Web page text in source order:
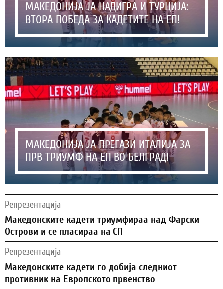
МАКЕДОНИЈА ЈА НАДИГРА И ТУРЦИЈА:
ВТОРА ПОБЕДА ЗА КАДЕТИТЕ НА ЕП!
МАКЕДОНИЈА ЈА ПРЕГАЗИ ИТАЛИЈА ЗА
ПРВ ТРИУМФ НА ЕП ВО БЕЛГРАД!
Репрезентација
Македонските кадети триумфираа над Фарски
Острови и се пласираа на СП
Репрезентација
Македонските кадети го добија следниот
противник на Европското првенство